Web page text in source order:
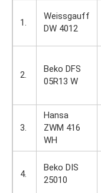
1.
Weissgauff
DW 4012
2.
Beko DFS
05R13 W
3.
Hansa
ZWM 416
WH
4.
Beko DIS
25010